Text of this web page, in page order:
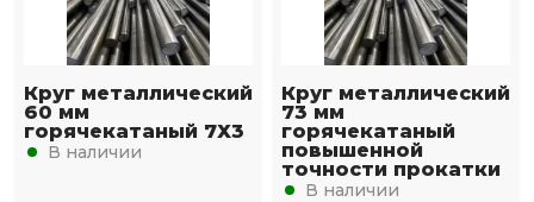
Круг металлический
60 мм
горячекатаный 7Х3
В наличии
Круг металлический
73 мм
горячекатаный
повышенной
точности прокатки
В наличии